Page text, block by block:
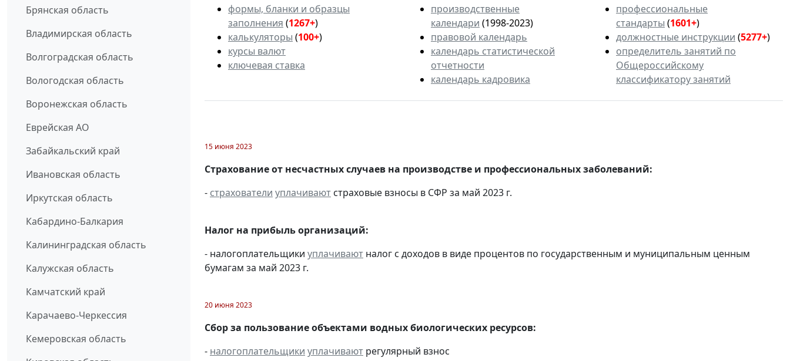
Брянская область
Владимирская область
Волгоградская область
Вологодская область
Воронежская область
Еврейская АО
Забайкальский край
Ивановская область
Иркутская область
Кабардино-Балкария
Калининградская область
Калужская область
Камчатский край
Карачаево-Черкессия
Кемеровская область
формы, бланки и образцы
заполнения (1267+)
калькуляторы (100+)
курсы валют
ключевая ставка
производственные
календари (1998-2023)
правовой календарь
календарь статистической
отчетности
календарь кадровика
профессиональные
стандарты (1601+)
должностные инструкции (5277+)
определитель занятий по
Общероссийскому
классификатору занятий
15 июня 2023
Страхование от несчастных случаев на производстве и профессиональных заболеваний:
- страхователи уплачивают страховые взносы в СФР за май 2023 г.
Налог на прибыль организаций:
- налогоплательщики уплачивают налог с доходов в виде процентов по государственным и муниципальным ценным
бумагам за май 2023 г.
20 июня 2023
Сбор за пользование объектами водных биологических ресурсов:
- налогоплательщики уплачивают регулярный взнос